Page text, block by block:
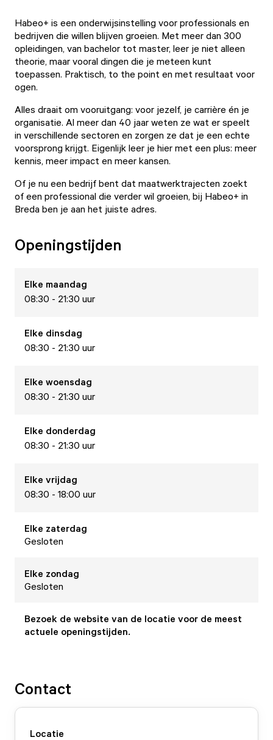
Habeo+ is een onderwijsinstelling voor professionals en
bedrijven die willen blijven groeien. Met meer dan 300
opleidingen, van bachelor tot master, leer je niet alleen
theorie, maar vooral dingen die je meteen kunt
toepassen. Praktisch, to the point en met resultaat voor
ogen.
Alles draait om vooruitgang: voor jezelf, je carrière én je
organisatie. Al meer dan 40 jaar weten ze wat er speelt
in verschillende sectoren en zorgen ze dat je een echte
voorsprong krijgt. Eigenlijk leer je hier met een plus: meer
kennis, meer impact en meer kansen.
Of je nu een bedrijf bent dat maatwerktrajecten zoekt
of een professional die verder wil groeien, bij Habeo+ in
Breda ben je aan het juiste adres.
Openingstijden
Elke maandag
08:30 - 21:30 uur
Elke dinsdag
08:30 - 21:30 uur
Elke woensdag
08:30 - 21:30 uur
Elke donderdag
08:30 - 21:30 uur
Elke vrijdag
08:30 - 18:00 uur
Elke zaterdag
Gesloten
Elke zondag
Gesloten
Bezoek de website van de locatie voor de meest
actuele openingstijden.
Contact
Locatie